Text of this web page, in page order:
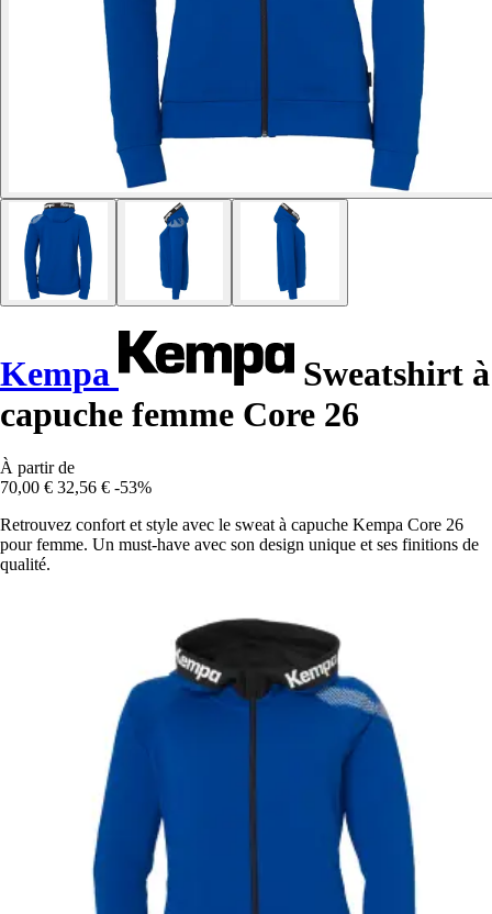
Kempa
Sweatshirt à
capuche femme Core 26
À partir de
70,00 € 32,56 € -53%
Retrouvez confort et style avec le sweat à capuche Kempa Core 26
pour femme. Un must-have avec son design unique et ses finitions de
qualité.